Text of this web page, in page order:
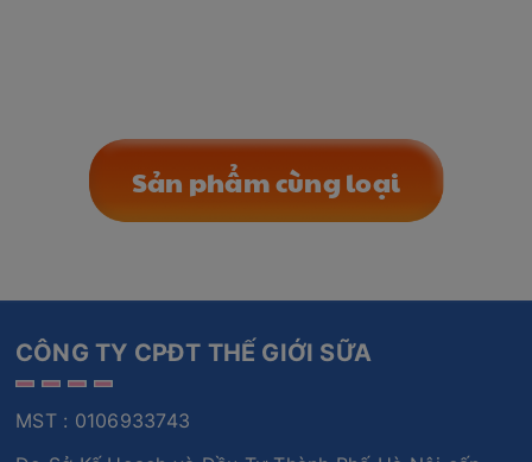
Sản phẩm cùng loại
CÔNG TY CPĐT THẾ GIỚI SỮA
MST : 0106933743